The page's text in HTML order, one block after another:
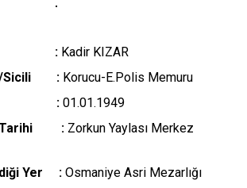
: Kadir KIZAR
Sicili : Korucu-E.Polis Memuru
: 01.01.1949
Tarihi : Zorkun Yaylası Merkez
Yer : Osmaniye Asri Mezarlığı